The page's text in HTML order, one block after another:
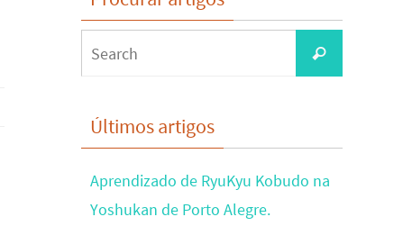
for:
Search
Últimos artigos
Aprendizado de RyuKyu Kobudo na
Yoshukan de Porto Alegre.